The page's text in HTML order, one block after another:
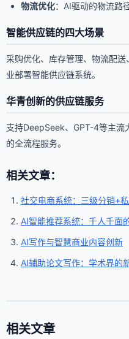
物流优化：AI驱动的物流路
智能供应链的四大场景
采购优化、库存管理、物流配
业部署智能供应链系统。
华青创新的供应链服务
支持DeepSeek、GPT-4等主流
的全流程服务。
相关文章：
社交电商系统：三级分销+
AI智能推荐系统：千人千面
AI写作与智慧商业内容创新
AI辅助论文写作：学术界的
相关文章